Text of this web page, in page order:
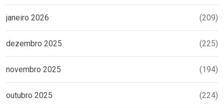
janeiro 2026 (209)
dezembro 2025 (225)
novembro 2025 (194)
outubro 2025 (224)